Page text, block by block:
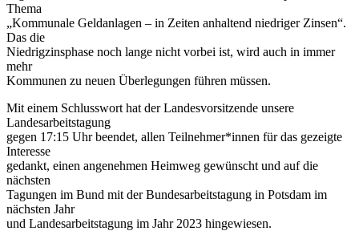
Thema
„Kommunale Geldanlagen – in Zeiten anhaltend niedriger Zinsen“.
Das die
Niedrigzinsphase noch lange nicht vorbei ist, wird auch in immer
mehr
Kommunen zu neuen Überlegungen führen müssen.
Mit einem Schlusswort hat der Landesvorsitzende unsere
Landesarbeitstagung
gegen 17:15 Uhr beendet, allen Teilnehmer*innen für das gezeigte
Interesse
gedankt, einen angenehmen Heimweg gewünscht und auf die
nächsten
Tagungen im Bund mit der Bundesarbeitstagung in Potsdam im
nächsten Jahr
und Landesarbeitstagung im Jahr 2023 hingewiesen.